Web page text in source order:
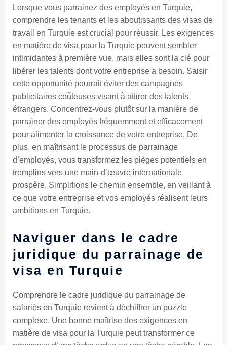
Lorsque vous parrainez des employés en Turquie,
comprendre les tenants et les aboutissants des visas de
travail en Turquie est crucial pour réussir. Les exigences
en matière de visa pour la Turquie peuvent sembler
intimidantes à première vue, mais elles sont la clé pour
libérer les talents dont votre entreprise a besoin. Saisir
cette opportunité pourrait éviter des campagnes
publicitaires coûteuses visant à attirer des talents
étrangers. Concentrez-vous plutôt sur la manière de
parrainer des employés fréquemment et efficacement
pour alimenter la croissance de votre entreprise. De
plus, en maîtrisant le processus de parrainage
d’employés, vous transformez les pièges potentiels en
tremplins vers une main-d’œuvre internationale
prospère. Simplifions le chemin ensemble, en veillant à
ce que votre entreprise et vos employés réalisent leurs
ambitions en Turquie.
Naviguer dans le cadre
juridique du parrainage de
visa en Turquie
Comprendre le cadre juridique du parrainage de
salariés en Turquie revient à déchiffrer un puzzle
complexe. Une bonne maîtrise des exigences en
matière de visa pour la Turquie peut transformer ce